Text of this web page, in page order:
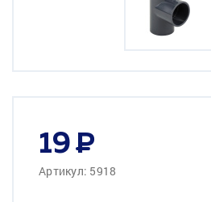
19
Артикул: 5918